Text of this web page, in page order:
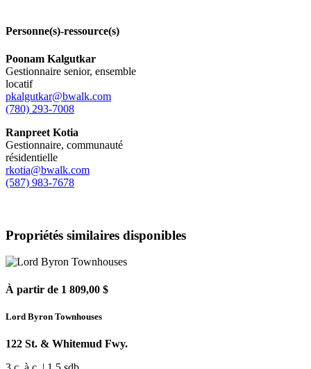
Personne(s)-ressource(s)
Poonam Kalgutkar
Gestionnaire senior, ensemble
locatif
pkalgutkar@bwalk.com
(780) 293-7008
Ranpreet Kotia
Gestionnaire, communauté
résidentielle
rkotia@bwalk.com
(587) 983-7678
Propriétés similaires disponibles
À partir de 1 809,00 $
Lord Byron Townhouses
122 St. & Whitemud Fwy.